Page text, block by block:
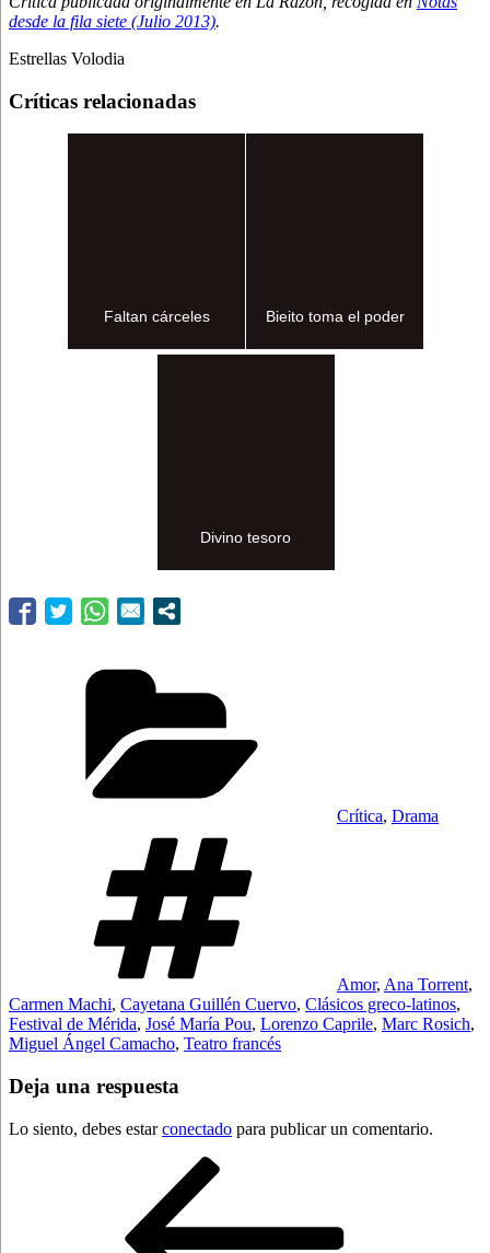
desde la fila siete (Julio 2013).
Estrellas Volodia
Críticas relacionadas
Faltan cárceles Bieito toma el poder
Divino tesoro
Crítica, Drama
Amor, Ana Torrent,
Carmen Machi, Cayetana Guillén Cuervo, Clásicos greco-latinos,
Festival de Mérida, José María Pou, Lorenzo Caprile, Marc Rosich,
Miguel Ángel Camacho, Teatro francés
Deja una respuesta
Lo siento, debes estarconectado para publicar un comentario.